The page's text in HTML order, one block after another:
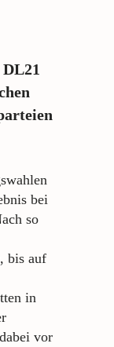
bei
so
bis auf
in
vor